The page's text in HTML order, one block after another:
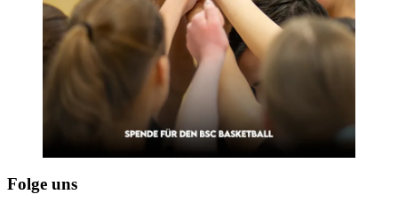
Folge uns